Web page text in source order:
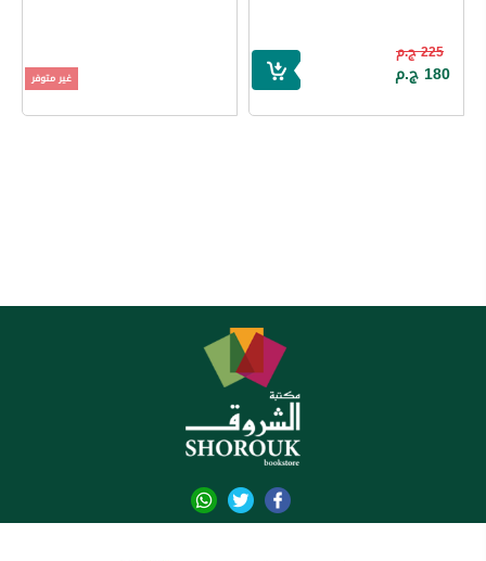
225 ج.م
180 ج.م غير متوفر